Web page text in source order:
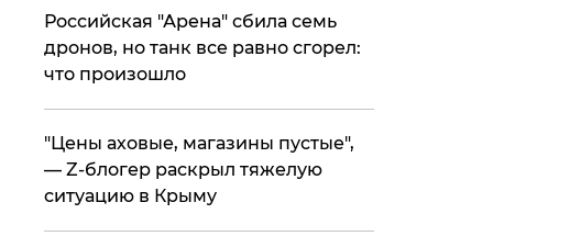
​Российская "Арена" сбила семь
дронов, но танк все равно сгорел:
что произошло
​"Цены аховые, магазины пустые",
— Z-блогер раскрыл тяжелую
ситуацию в Крыму